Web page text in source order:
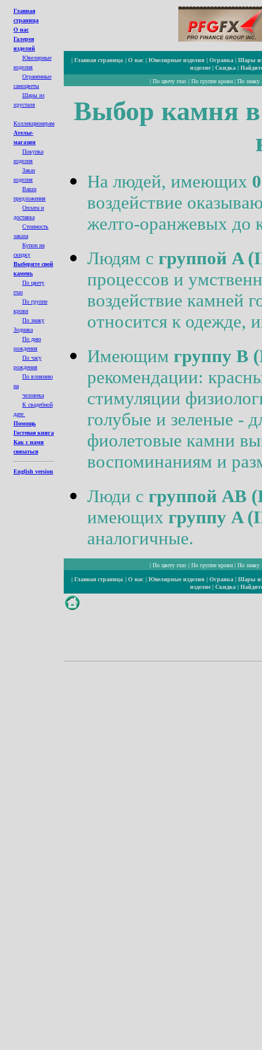
Главная
страница
О нас
Галерея
изделий
Ювелирные
изделия
Ограненные
cамоцветы
Шары из
хрусталя
Коллекционерам
Ателье-
магазин
Покупка
изделия
Заказ
изделия
Ваши
предложения
Оплата и
доставка
Стоимость
заказа
Купон на
скидку
Выберите свой
камень
По цвету
глаз
По группе
крови
По знаку
Зодиака
По дню
рождения
По часу
рождения
По влиянию
на
человека
К свадебной
дате
Помощь
Гостевая книга
Как с нами
связаться
English version
| Главная страница | О нас | Ювелирные изделия | Огранка | Шары из
изделие | Скидка |
| По цвету глаз | По группе крови | По знаку
Выбор камня в
На людей, имеющих
воздействие
желто-оранжевых до
Людям с группой A
процессов и
воздействие камней
относится к одежде,
Имеющим группу B
рекомендации:
стимуляции
голубые и зеленые -
фиолетовые камни
воспоминаниям и
Люди с группой AB
имеющих группу A
аналогичные.
| По цвету глаз | По группе крови | По знаку
| Главная страница | О нас | Ювелирные изделия | Огранка | Шары из
изделие | Скидка |